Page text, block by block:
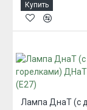
Купить